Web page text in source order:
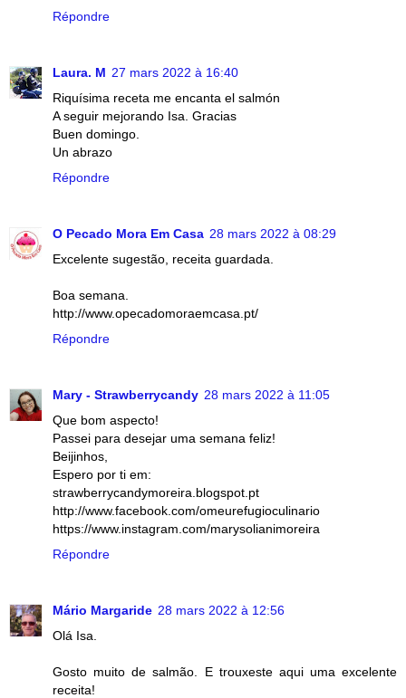
Répondre
Laura. M 27 mars 2022 à 16:40
Riquísima receta me encanta el salmón
A seguir mejorando Isa. Gracias
Buen domingo.
Un abrazo
Répondre
O Pecado Mora Em Casa 28 mars 2022 à 08:29
Excelente sugestão, receita guardada.
Boa semana.
http://www.opecadomoraemcasa.pt/
Répondre
Mary - Strawberrycandy 28 mars 2022 à 11:05
Que bom aspecto!
Passei para desejar uma semana feliz!
Beijinhos,
Espero por ti em:
strawberrycandymoreira.blogspot.pt
http://www.facebook.com/omeurefugioculinario
https://www.instagram.com/marysolianimoreira
Répondre
Mário Margaride 28 mars 2022 à 12:56
Olá Isa.
Gosto muito de salmão. E trouxeste aqui uma excelente
receita!